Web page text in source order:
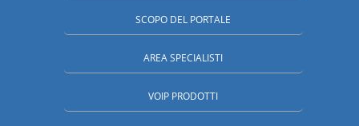
SCOPO DEL PORTALE
AREA SPECIALISTI
VOIP PRODOTTI